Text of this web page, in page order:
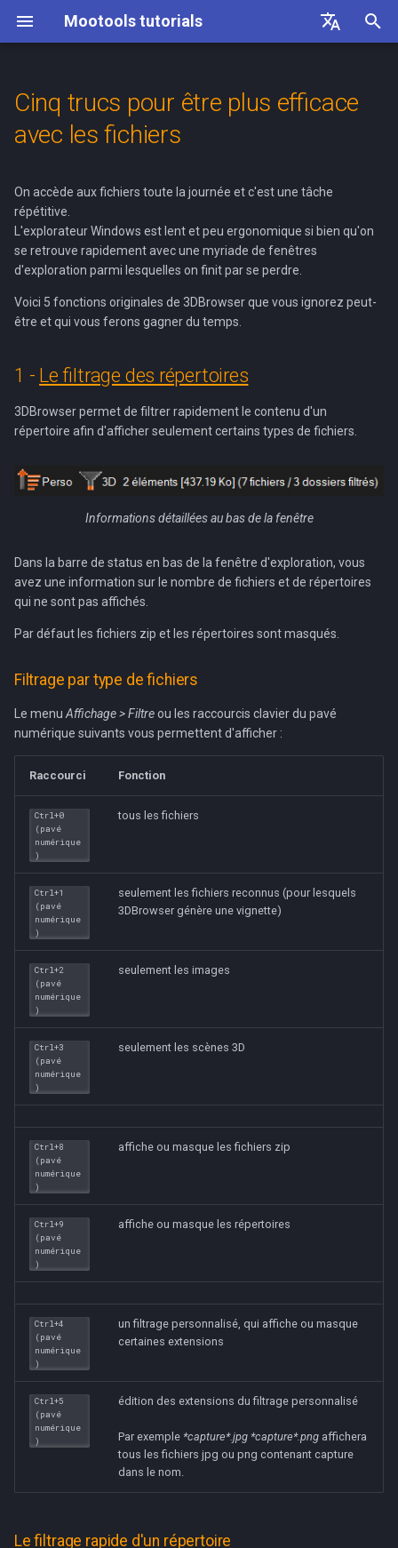
Mootools tutorials
Français
t
o
s
a
s
a
h
i
n
Welcome to the Mootools
tutorials!
3DBrowser
3D
Polygon Cruncher
3ds Max version
Utilisation avec 3ds Max
et d'occlusion
Convertir efficacement vers
GLTF
Optimiser avec Polygon
Cruncher
1 - Le filtrage des répertoires
Le filtrage rapide d'un
répertoire
2 - Le mode multi-répertoires
Sélection des répertoires
3 - Le mode masqué
Démasquer un répertoire
5 - L'affichage personnalisé
Créer des diaporamas
Version 3ds Max
Réduction du nombre de
Cruncher for 3ds Max
Installer Polygon Cruncher
Simplifier une tête Tiki
Perte de textures à la
suppression de l'historique
Cinq trucs pour être plus efficace
avec les fichiers
On accède aux fichiers toute la journée et c'est une tâche
répétitive.
L'explorateur Windows est lent et peu ergonomique si bien qu'on
se retrouve rapidement avec une myriade de fenêtres
d'exploration parmi lesquelles on finit par se perdre.
Voici 5 fonctions originales de 3DBrowser que vous ignorez peut-
être et qui vous ferons gagner du temps.
1 - Le filtrage des répertoires
3DBrowser permet de filtrer rapidement le contenu d'un
répertoire afin d'afficher seulement certains types de fichiers.
Informations détaillées au bas de la fenêtre
Dans la barre de status en bas de la fenêtre d'exploration, vous
avez une information sur le nombre de fichiers et de répertoires
qui ne sont pas affichés.
Par défaut les fichiers zip et les répertoires sont masqués.
Filtrage par type de fichiers
Le menu Affichage > Filtreou les raccourcis clavier du pavé
numérique suivants vous permettent d'afficher :
Raccourci Fonction
Ctrl+0
(pavé
numérique
)
tous les fichiers
Ctrl+1
(pavé
numérique
)
seulement les fichiers reconnus (pour lesquels
3DBrowser génère une vignette)
Ctrl+2
(pavé
numérique
)
seulement les images
Ctrl+3
(pavé
numérique
)
seulement les scènes 3D
Ctrl+8
(pavé
numérique
)
affiche ou masque les fichiers zip
Ctrl+9
(pavé
numérique
)
affiche ou masque les répertoires
Ctrl+4
(pavé
numérique
)
un filtrage personnalisé, qui affiche ou masque
certaines extensions
Ctrl+5
(pavé
numérique
)
édition des extensions du filtrage personnalisé
Par exemple *capture*.jpg *capture*.png affichera
tous les fichiers jpg ou png contenant capture
dans le nom.
Le filtrage rapide d'un répertoire